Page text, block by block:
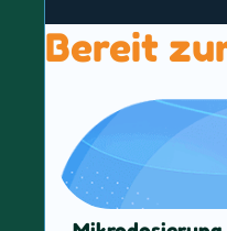
Bereit